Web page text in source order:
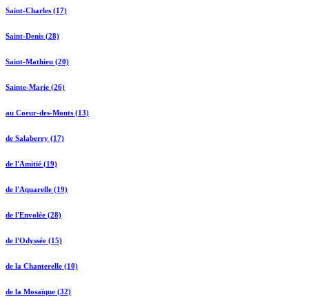
Saint-Charles (17)
Saint-Denis (28)
Saint-Mathieu (20)
Sainte-Marie (26)
au Coeur-des-Monts (13)
de Salaberry (17)
de l'Amitié (19)
de l'Aquarelle (19)
de l'Envolée (28)
de l'Odyssée (15)
de la Chanterelle (10)
de la Mosaïque (32)